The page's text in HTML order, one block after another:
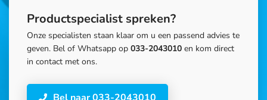
Productspecialist spreken?
Onze specialisten staan klaar om u een passend advies te
geven. Bel of Whatsapp op 033-2043010 en kom direct
in contact met ons.